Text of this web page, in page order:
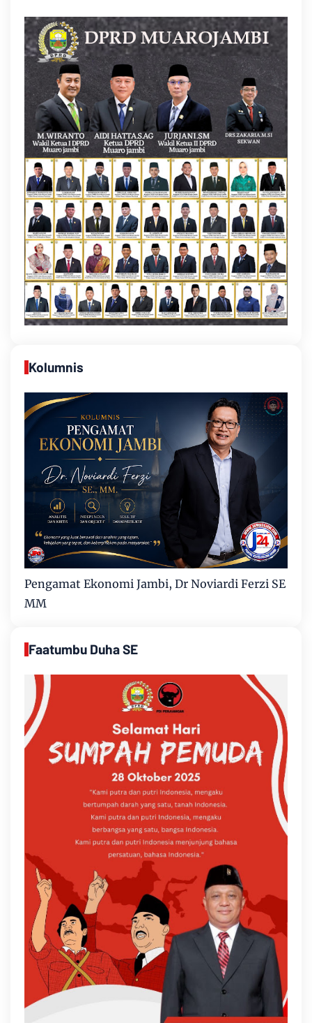
Kolumnis
Pengamat Ekonomi Jambi, Dr Noviardi Ferzi SE
MM
Faatumbu Duha SE